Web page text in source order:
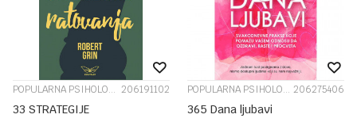
POPULARNA PSIHOLOGIJA 206191102
33 STRATEGIJE
POPULARNA PSIHOLOGIJA 206275406
365 Dana ljubavi